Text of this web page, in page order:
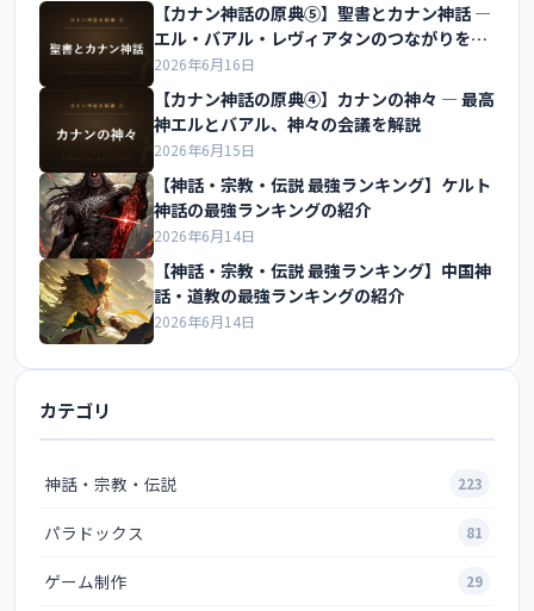
【カナン神話の原典⑤】聖書とカナン神話 ―
エル・バアル・レヴィアタンのつながりを解
説
2026年6月16日
【カナン神話の原典④】カナンの神々 ― 最高
神エルとバアル、神々の会議を解説
2026年6月15日
【神話・宗教・伝説 最強ランキング】ケルト
神話の最強ランキングの紹介
2026年6月14日
【神話・宗教・伝説 最強ランキング】中国神
話・道教の最強ランキングの紹介
2026年6月14日
カテゴリ
神話・宗教・伝説 223
パラドックス 81
ゲーム制作 29